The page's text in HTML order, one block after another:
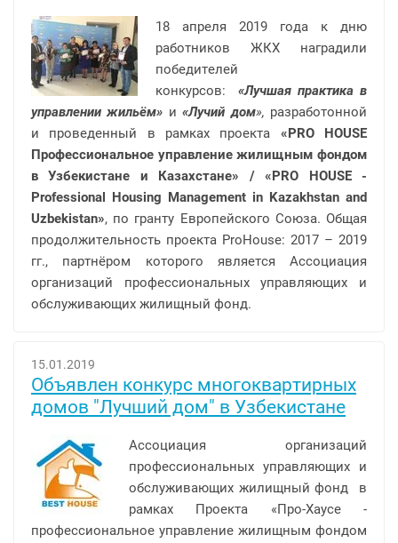
18 апреля 2019 года к дню
работников ЖКХ наградили
победителей
конкурсов: «Лучшая практика в
управлении жильём» и «Лучий дом», разработонной
и проведенный в рамках проекта «PRO HOUSE
Профессиональное управление жилищным фондом
в Узбекистане и Казахстане» / «PRO HOUSE -
Professional Housing Management in Kazakhstan and
Uzbekistan», по гранту Европейского Союза. Общая
продолжительность проекта ProHouse: 2017 – 2019
гг., партнёром которого является Ассоциация
организаций профессиональных управляющих и
обслуживающих жилищный фонд.
15.01.2019
Объявлен конкурс многоквартирных
домов "Лучший дом" в Узбекистане
Ассоциация организаций
профессиональных управляющих и
обслуживающих жилищный фонд в
рамках Проекта «Про-Хаусе -
профессиональное управление жилищным фондом